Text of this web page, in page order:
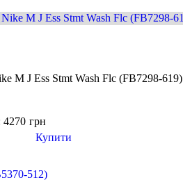
M J Ess Stmt Wash Flc (FB7298-619)
грн
4270
Купити